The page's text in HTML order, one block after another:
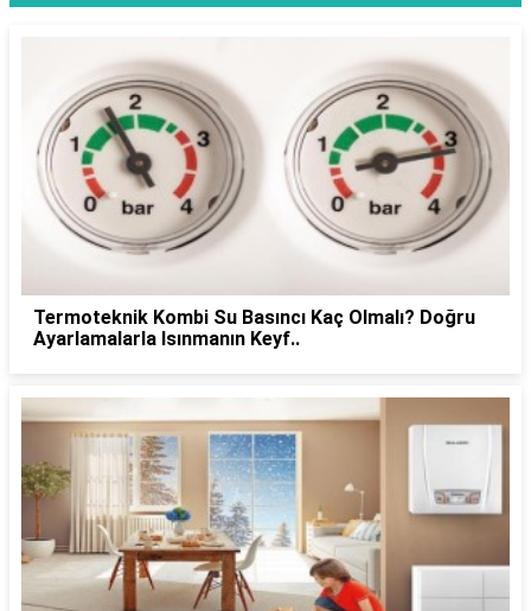
Termoteknik Kombi Su Basıncı Kaç Olmalı? Doğru
Ayarlamalarla Isınmanın Keyf..